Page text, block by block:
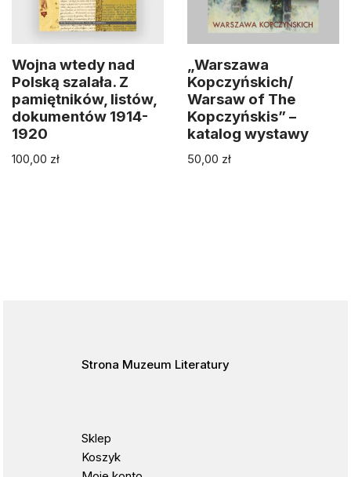
Wojna wtedy nad
Polską szalała. Z
pamiętników, listów,
dokumentów 1914-
1920
100,00 zł
„Warszawa
Kopczyńskich/
Warsaw of The
Kopczyńskis” –
katalog wystawy
50,00 zł
Strona Muzeum Literatury
Sklep
Koszyk